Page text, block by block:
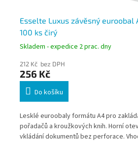
Esselte Luxus závěsný euroobal
100 ks čirý
Skladem - expedice 2 prac. dny
212 Kč bez DPH
256 Kč
Do košíku
Lesklé euroobaly formátu A4 pro
pořadačů a kroužkových knih. Horní
vkládání dokumentů bez perforace.